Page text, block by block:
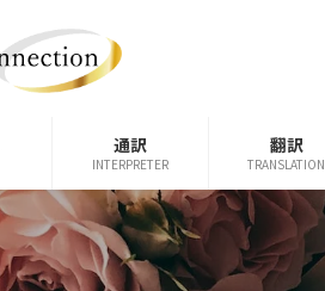
通訳
INTERPRETER
翻訳
TRANSLATION